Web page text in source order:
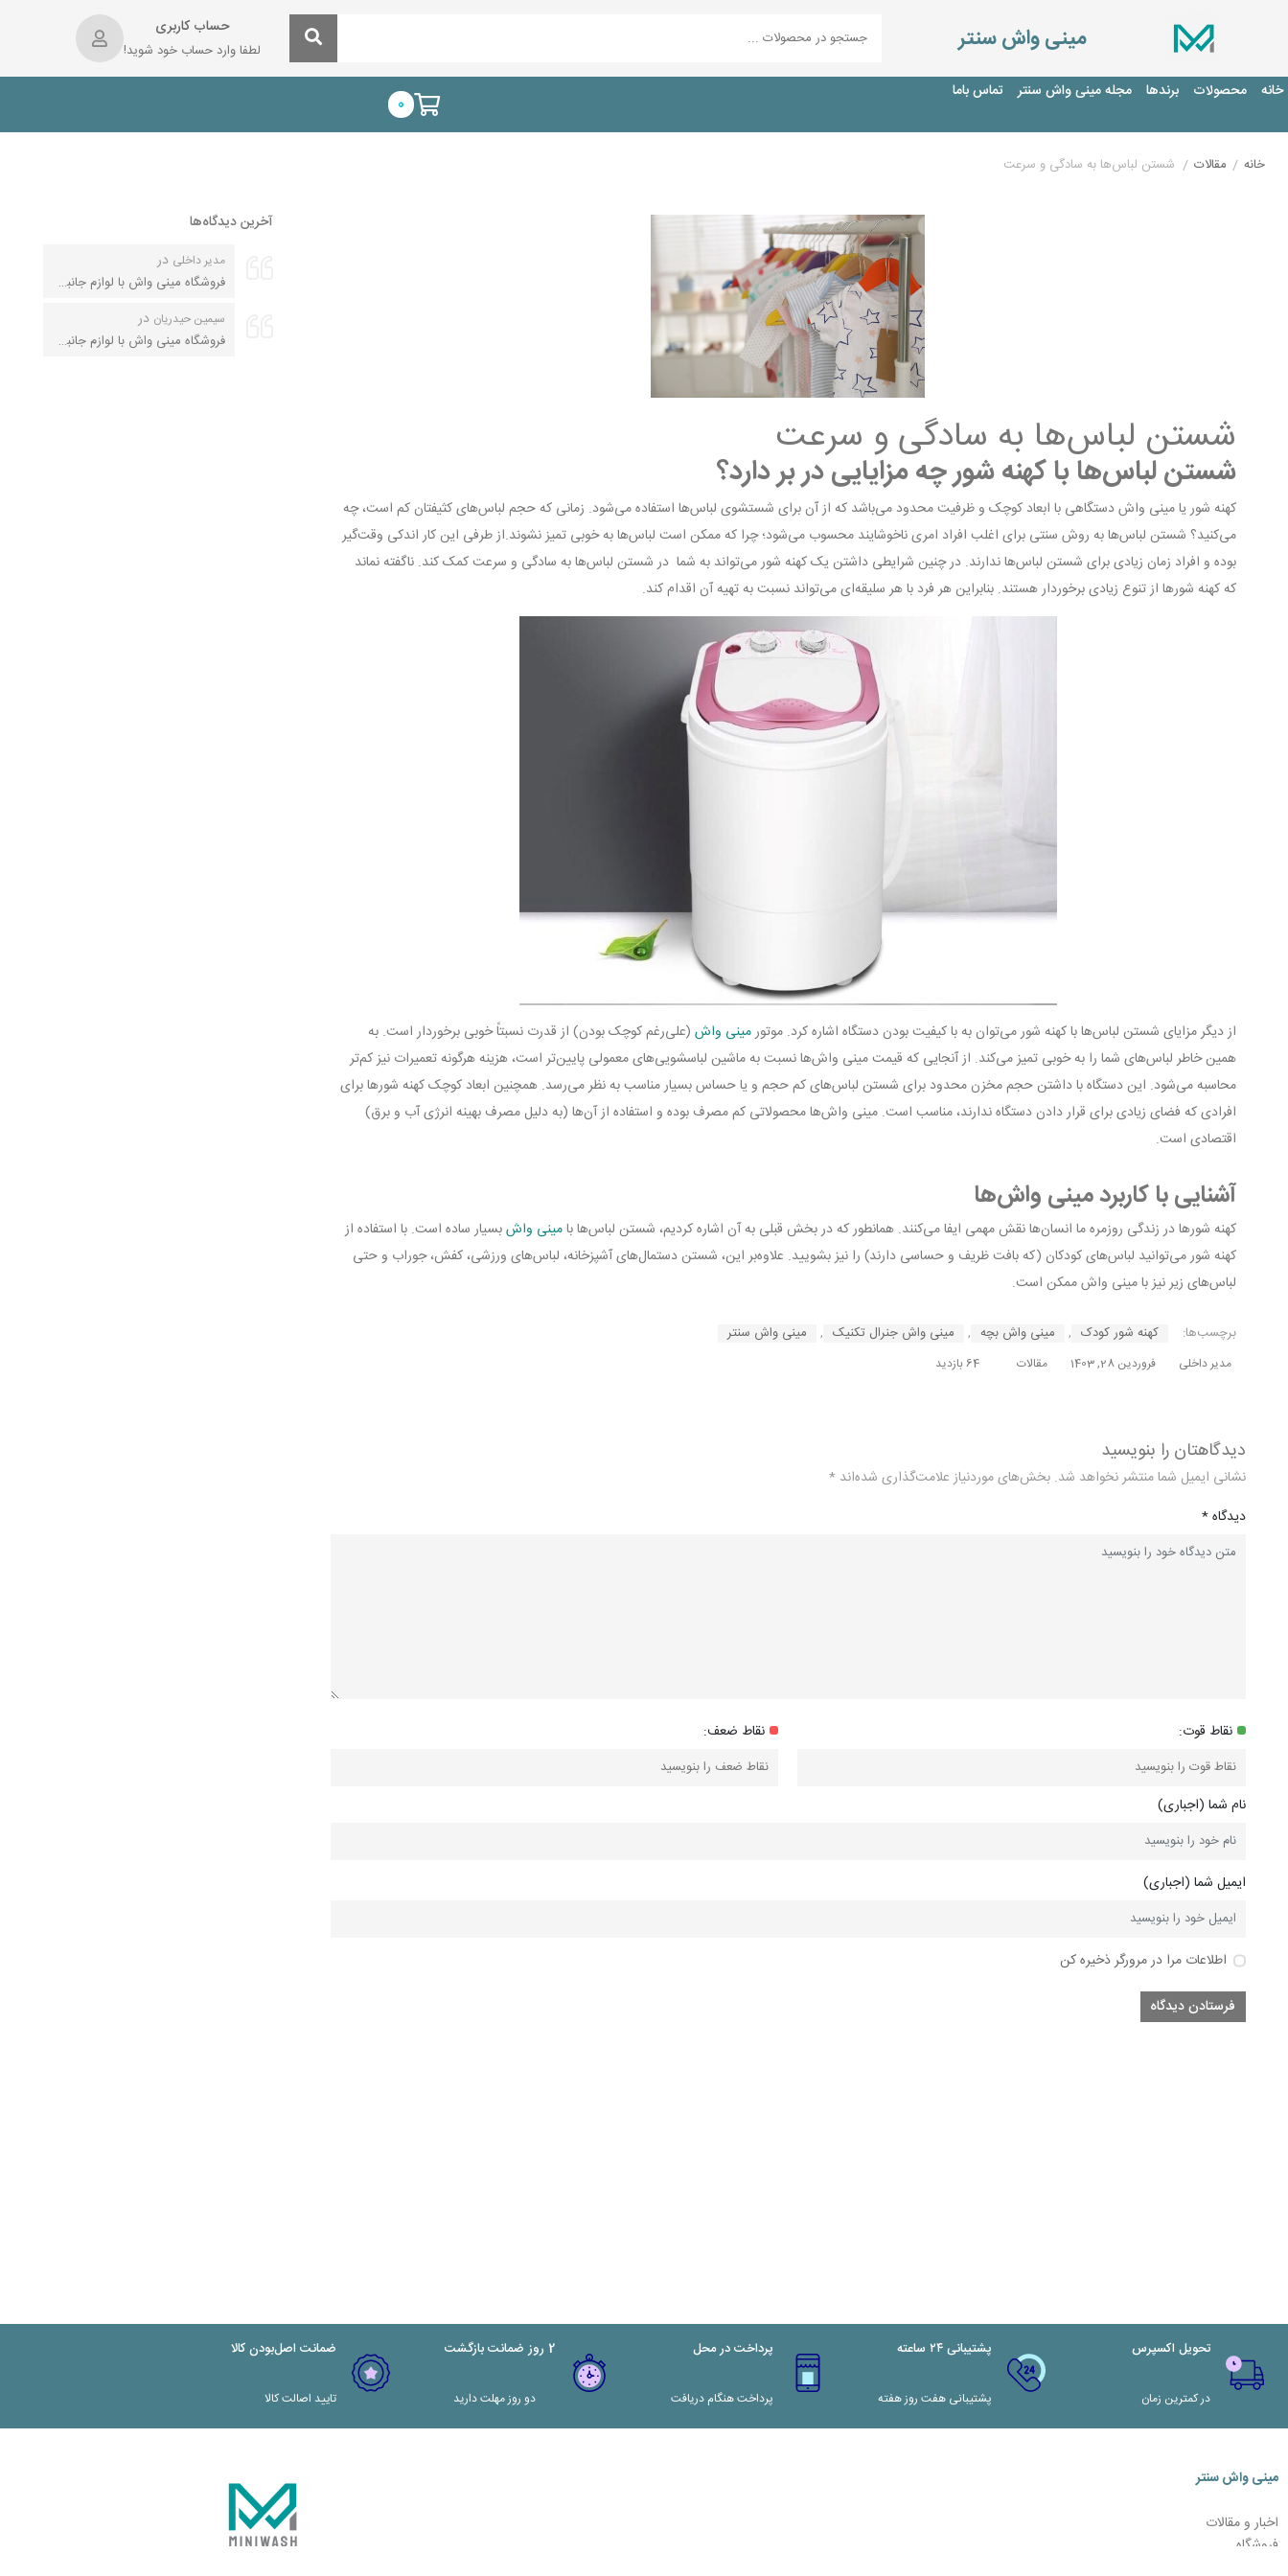
مینی واش سنتر حساب کاربری
لطفا وارد حساب خود شوید!
خانه محصولات برندها مجله مینی واش سنتر تماس باما
0
خانه / مقالات / شستن لباس‌ها به سادگی و سرعت
شستن لباس‌ها به سادگی و سرعت
شستن لباس‌ها با کهنه شور چه مزایایی در بر دارد؟
کهنه شور یا مینی واش دستگاهی با ابعاد کوچک و ظرفیت محدود می‌باشد که از آن برای شستشوی لباس‌ها استفاده می‌شود. زمانی که حجم لباس‌های کثیفتان کم است، چه
می‌کنید؟ شستن لباس‌ها به روش سنتی برای اغلب افراد امری ناخوشایند محسوب می‌شود؛ چرا که ممکن است لباس‌ها به خوبی تمیز نشوند.از طرفی این کار اندکی وقت‌گیر
بوده و افراد زمان زیادی برای شستن لباس‌ها ندارند. در چنین شرایطی داشتن یک کهنه شور می‌تواند به شما در شستن لباس‌ها به سادگی و سرعت کمک کند. ناگفته نماند
که کهنه شورها از تنوع زیادی برخوردار هستند. بنابراین هر فرد با هر سلیقه‌ای می‌تواند نسبت به تهیه آن اقدام کند.
از دیگر مزایای شستن لباس‌ها با کهنه شور می‌توان به با کیفیت بودن دستگاه اشاره کرد. موتورمینی واش (علی‌رغم کوچک بودن) از قدرت نسبتاً خوبی برخوردار است. به
همین خاطر لباس‌های شما را به خوبی تمیز می‌کند. از آنجایی که قیمت مینی واش‌ها نسبت به ماشین لباسشویی‌های معمولی پایین‌تر است، هزینه هرگونه تعمیرات نیز کم‌تر
محاسبه می‌شود. این دستگاه با داشتن حجم مخزن محدود برای شستن لباس‌های کم حجم و یا حساس بسیار مناسب به نظر می‌رسد. همچنین ابعاد کوچک کهنه شورها برای
افرادی که فضای زیادی برای قرار دادن دستگاه ندارند، مناسب است. مینی واش‌ها محصولاتی کم مصرف بوده و استفاده از آن‌ها (به دلیل مصرف بهینه انرژی آب و برق)
اقتصادی است.
آشنایی با کاربرد مینی واش‌ها
کهنه شورها در زندگی روزمره ما انسان‌ها نقش مهمی ایفا می‌کنند. همانطور که در بخش قبلی به آن اشاره کردیم، شستن لباس‌ها بامینی واشبسیار ساده است. با استفاده از
کهنه شور می‌توانید لباس‌های کودکان (که بافت ظریف و حساسی دارند) را نیز بشویید. علاوه‌بر این، شستن دستمال‌های آشپزخانه، لباس‌های ورزشی، کفش، جوراب و حتی
لباس‌های زیر نیز با مینی واش ممکن است.
برچسب‌ها: کهنه شور کودک , مینی واش بچه , مینی واش جنرال تکنیک , مینی واش سنتر
مدیر داخلی فروردین 28, 1403 مقالات 64 بازدید
دیدگاهتان را بنویسید
نشانی ایمیل شما منتشر نخواهد شد. بخش‌های موردنیاز علامت‌گذاری شده‌اند*
دیدگاه*
نقاط قوت: نقاط ضعف:
نام شما (اجباری)
ایمیل شما (اجباری)
اطلاعات مرا در مرورگر ذخیره کن
آخرین دیدگاه‌ها
مدیر داخلی در
فروشگاه مینی واش با لوازم جانبی کامل
سیمین حیدریان در
فروشگاه مینی واش با لوازم جانبی کامل
تحویل اکسپرس
در کمترین زمان
پشتیبانی ۲۴ ساعته
پشتیبانی هفت روز هفته
پرداخت در محل
پرداخت هنگام دریافت
2 روز ضمانت بازگشت
دو روز مهلت دارید
ضمانت اصل‌بودن کالا
تایید اصالت کالا
مینی واش سنتر
اخبار و مقالات
فروشگاه